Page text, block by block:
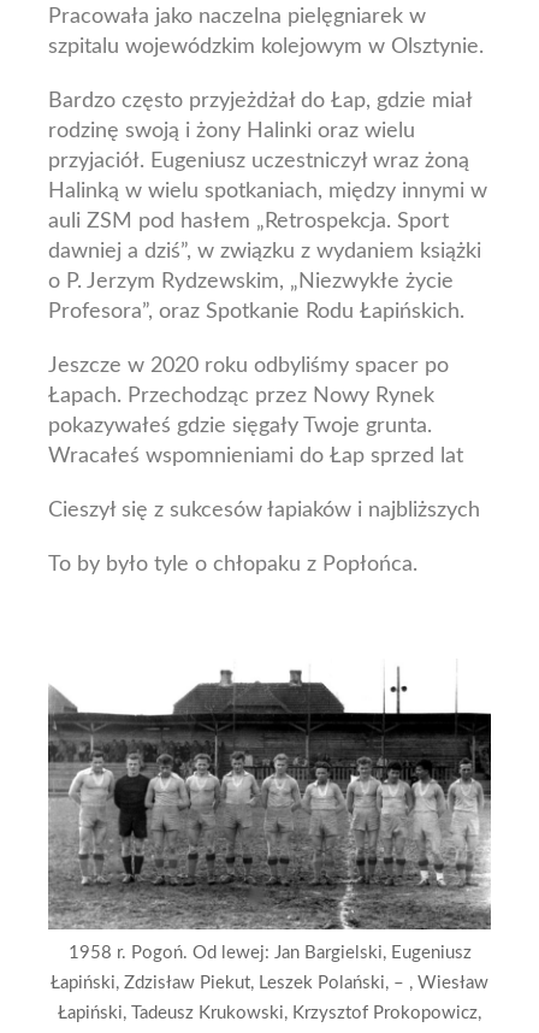
Pracowała jako naczelna pielęgniarek w
szpitalu wojewódzkim kolejowym w Olsztynie.
Bardzo często przyjeżdżał do Łap, gdzie miał
rodzinę swoją i żony Halinki oraz wielu
przyjaciół. Eugeniusz uczestniczył wraz żoną
Halinką w wielu spotkaniach, między innymi w
auli ZSM pod hasłem „Retrospekcja. Sport
dawniej a dziś”, w związku z wydaniem książki
o P. Jerzym Rydzewskim, „Niezwykłe życie
Profesora”, oraz Spotkanie Rodu Łapińskich.
Jeszcze w 2020 roku odbyliśmy spacer po
Łapach. Przechodząc przez Nowy Rynek
pokazywałeś gdzie sięgały Twoje grunta.
Wracałeś wspomnieniami do Łap sprzed lat
Cieszył się z sukcesów łapiaków i najbliższych
To by było tyle o chłopaku z Popłońca.
1958 r. Pogoń. Od lewej: Jan Bargielski, Eugeniusz
Łapiński, Zdzisław Piekut, Leszek Polański, – , Wiesław
Łapiński, Tadeusz Krukowski, Krzysztof Prokopowicz,